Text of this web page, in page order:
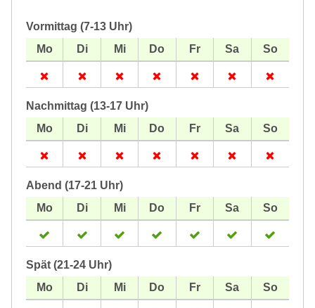
Vormittag (7-13 Uhr)
Nachmittag (13-17 Uhr)
Abend (17-21 Uhr)
Spät (21-24 Uhr)